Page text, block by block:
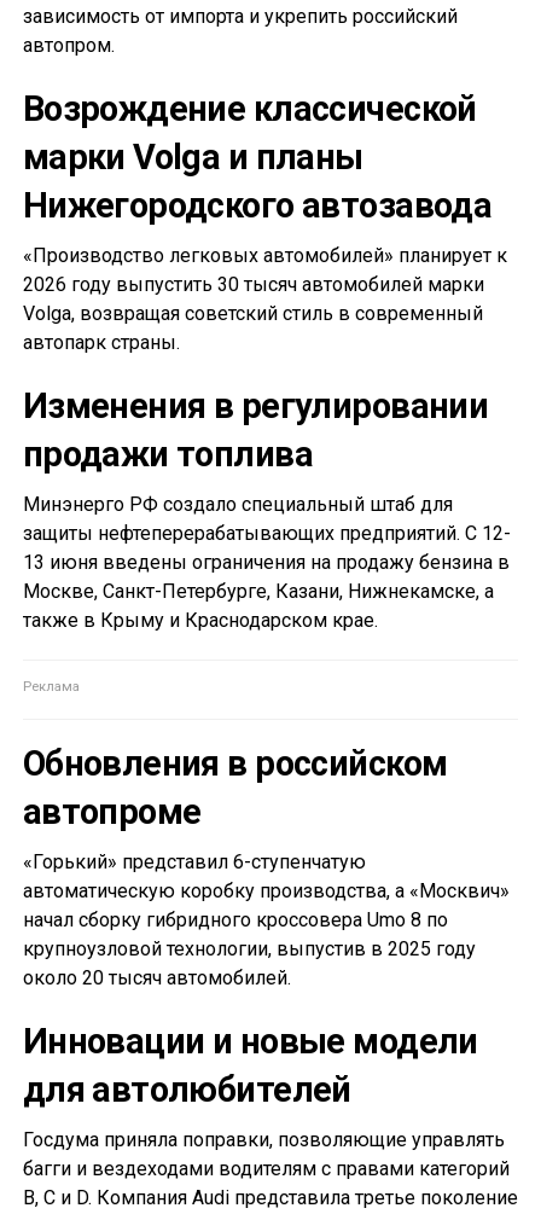
зависимость от импорта и укрепить российский
автопром.
Возрождение классической
марки Volga и планы
Нижегородского автозавода
«Производство легковых автомобилей» планирует к
2026 году выпустить 30 тысяч автомобилей марки
Volga, возвращая советский стиль в современный
автопарк страны.
Изменения в регулировании
продажи топлива
Минэнерго РФ создало специальный штаб для
защиты нефтеперерабатывающих предприятий. С 12-
13 июня введены ограничения на продажу бензина в
Москве, Санкт-Петербурге, Казани, Нижнекамске, а
также в Крыму и Краснодарском крае.
Обновления в российском
автопроме
«Горький» представил 6-ступенчатую
автоматическую коробку производства, а «Москвич»
начал сборку гибридного кроссовера Umo 8 по
крупноузловой технологии, выпустив в 2025 году
около 20 тысяч автомобилей.
Инновации и новые модели
для автолюбителей
Госдума приняла поправки, позволяющие управлять
багги и вездеходами водителям с правами категорий
B, C и D. Компания Audi представила третье поколение